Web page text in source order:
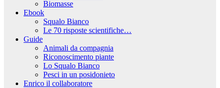
Biomasse
Ebook
Squalo Bianco
Le 70 risposte scientifiche…
Guide
Animali da compagnia
Riconoscimento piante
Lo Squalo Bianco
Pesci in un posidonieto
Enrico il collaboratore